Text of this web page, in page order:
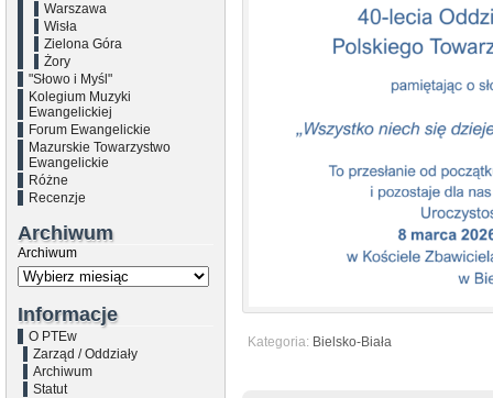
Warszawa
Wisła
Zielona Góra
Żory
"Słowo i Myśl"
Kolegium Muzyki
Ewangelickiej
Forum Ewangelickie
Mazurskie Towarzystwo
Ewangelickie
Różne
Recenzje
Archiwum
Archiwum
Informacje
O PTEw
Zarząd / Oddziały
Archiwum
Statut
Kategoria: Bielsko-Biała